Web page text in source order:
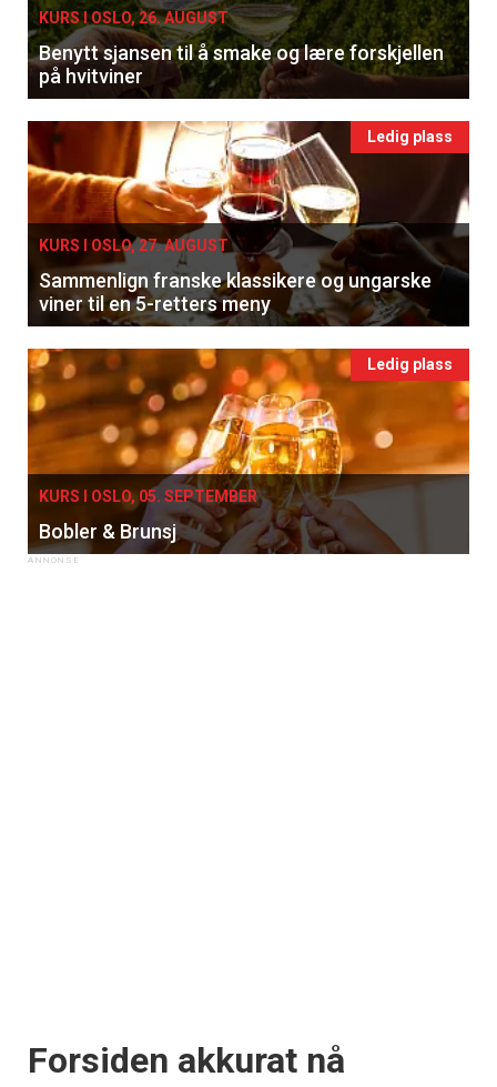
KURS I OSLO, 26. AUGUST
Benytt sjansen til å smake og lære forskjellen
på hvitviner
Ledig plass
KURS I OSLO, 27. AUGUST
Sammenlign franske klassikere og ungarske
viner til en 5-retters meny
Ledig plass
KURS I OSLO, 05. SEPTEMBER
Bobler & Brunsj
Forsiden akkurat nå